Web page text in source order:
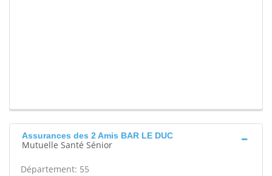
Assurances des 2 Amis BAR LE DUC
Mutuelle Santé Sénior
Département: 55